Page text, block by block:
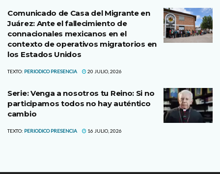
Comunicado de Casa del Migrante en
Juárez: Ante el fallecimiento de
connacionales mexicanos en el
contexto de operativos migratorios en
los Estados Unidos
TEXTO: PERIODICO PRESENCIA 20 JULIO, 2026
Serie: Venga a nosotros tu Reino: Si no
participamos todos no hay auténtico
cambio
TEXTO: PERIODICO PRESENCIA 16 JULIO, 2026